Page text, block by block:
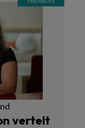
vertelt